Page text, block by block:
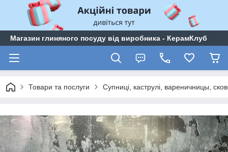
Магазин глиняного посуду від виробника - КерамКлуб
Товари та послуги Супниці, каструлі, вареничницы,